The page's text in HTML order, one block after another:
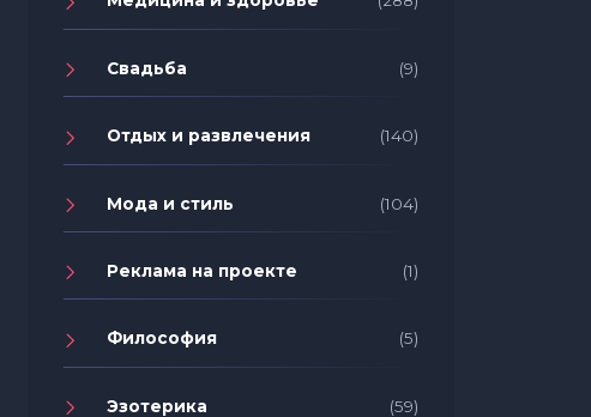
Свадьба (9)
Отдых и развлечения (140)
Мода и стиль (104)
Реклама на проекте (1)
Философия (5)
Эзотерика (59)